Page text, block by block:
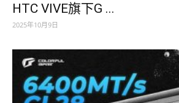
HTC VIVE旗下G ...
2025年10月9日